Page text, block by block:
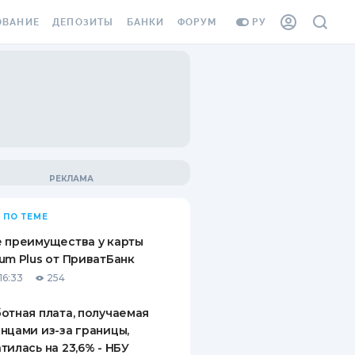
РУ
ВИНЬЕТКА
СОТРУДНИКОВ
ОТ
СЛУЧАЕВ
ДЕПОЗИТЫ
ВОПРОСЫ И ОТВЕТЫ
ПУТЕВОДИТЕЛИ ПО
БАНКИ ФОРУМ
ПО ТЕМЕ
преимущества у карты
Plus от ПриватБанк
254
плата, получаемая
из-за границы,
на 23,6% - НБУ